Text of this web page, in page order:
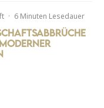
· 6 Minuten Lesedauer